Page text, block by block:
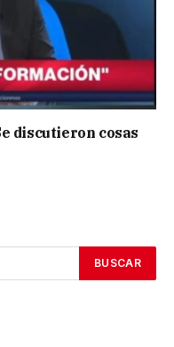
discutieron cosas